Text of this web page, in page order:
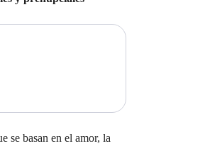
se basan en el amor, la